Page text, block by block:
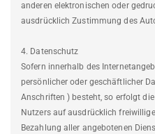
anderen elektronischen oder
ausdrücklich Zustimmung des
4. Datenschutz
Sofern innerhalb des
persönlicher oder geschäftlicher
Anschriften ) besteht, so erfolgt
Nutzers auf ausdrücklich
Bezahlung aller angebotenen